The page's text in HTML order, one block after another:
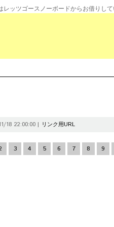
レッツゴースノーボードからお借りして
18 22:00:00 | リンク用URL
3 4 5 6 7 8 9